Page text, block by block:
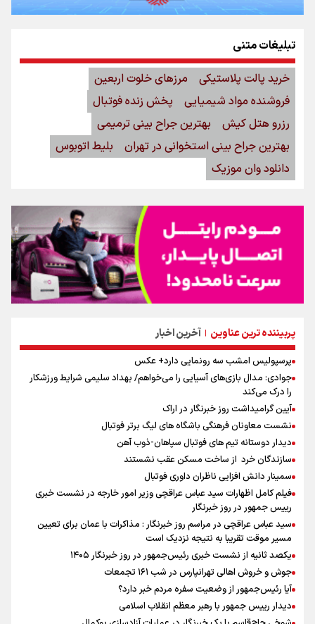
پربیننده ترین عناوین | آخرین اخبار
پرسپولیس امشب سه رونمایی دارد+ عکس
جوادی: مدال بازی‌های آسیایی را می‌خواهم/ بهداد سلیمی شرایط ورزشکار
را درک می‌کند
آیین گرامیداشت روز خبرنگار در اراک
نشست معاونان فرهنگی باشگاه های لیگ برتر فوتبال
دیدار دوستانه تیم های فوتبال سپاهان-ذوب آهن
سازندگان خرد از ساخت مسکن عقب نشستند
سمینار دانش افزایی ناظران داوری فوتبال
فیلم کامل اظهارات سید عباس عراقچی وزیر امور خارجه در نشست خبری
رییس جمهور در روز خبرنگار
سید عباس عراقچی در مراسم روز خبرنگار : مذاکرات با عمان برای تعیین
مسیر موقت تقریبا به نتیجه نزدیک است
یکصد ثانیه از نشست خبری رئیس‌جمهور در روز خبرنگار ۱۴۰۵
جوش و خروش اهالی تهرانپارس در شب ۱۶۱ تجمعات
آیا رئیس‌جمهور از وضعیت سفره مردم خبر دارد؟
دیدار رییس جمهور با رهبر معظم انقلاب اسلامی
تبلیغات متنی
خرید پالت پلاستیکی
مرزهای خلوت اربعین
فروشنده مواد شیمیایی
پخش زنده فوتبال
رزرو هتل کیش
بهترین جراح بینی ترمیمی
بهترین جراح بینی استخوانی در تهران
بلیط اتوبوس
دانلود وان موزیک